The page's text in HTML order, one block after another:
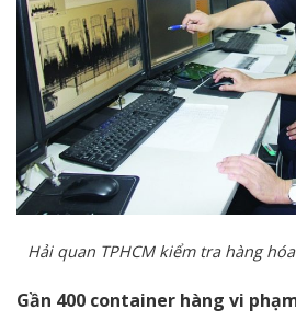
Hải quan TPHCM kiểm tra hàng
Gần 400 container hàng vi